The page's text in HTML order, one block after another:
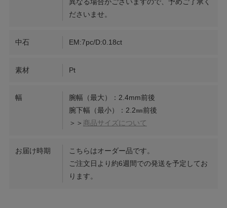
ださいませ。
中石 EM:7pc/D:0.18ct
素材 Pt
幅
腕幅（最大）：2.4mm前後
腕下幅（最小）：2.2㎜前後
＞＞ 商品サイズについて
お届け時期
こちらはオーダー品です。
ご注文日より約6週間での発送を予定してお
ります。